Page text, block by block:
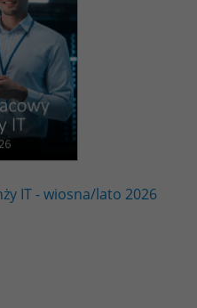
IT - wiosna/lato 2026